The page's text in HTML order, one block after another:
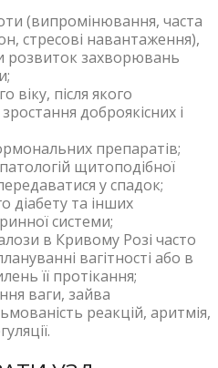
(випромінювання, часта
стресові навантаження),
розвиток захворювань
віку, після якого
доброякісних і
препаратів;
щитоподібної
у спадок;
діабету та інших
системи;
в Кривому Розі часто
вагітності або в
її протікання;
ваги, зайва
реакцій, аритмія,